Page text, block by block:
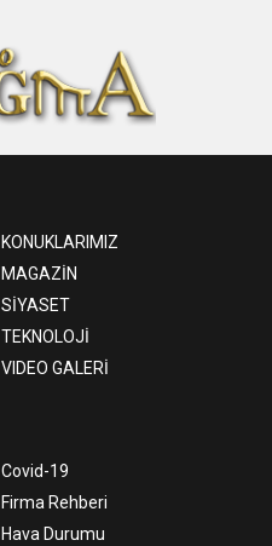
KONUKLARIMIZ
MAGAZİN
SİYASET
TEKNOLOJİ
VIDEO GALERİ
Covid-19
Firma Rehberi
Hava Durumu